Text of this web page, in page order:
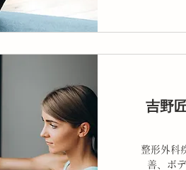
吉野
整形外科
善、ボ